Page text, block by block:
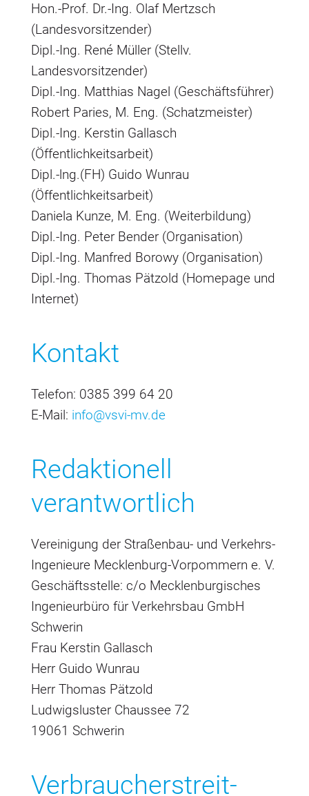
Hon.-Prof. Dr.-Ing. Olaf Mertzsch
(Landesvorsitzender)
Dipl.-Ing. René Müller (Stellv.
Landesvorsitzender)
Dipl.-Ing. Matthias Nagel (Geschäftsführer)
Robert Paries, M. Eng. (Schatzmeister)
Dipl.-Ing. Kerstin Gallasch
(Öffentlichkeitsarbeit)
Dipl.-lng.(FH) Guido Wunrau
(Öffentlichkeitsarbeit)
Daniela Kunze, M. Eng. (Weiterbildung)
Dipl.-Ing. Peter Bender (Organisation)
Dipl.-Ing. Manfred Borowy (Organisation)
Dipl.-Ing. Thomas Pätzold (Homepage und
Internet)
Kontakt
Telefon: 0385 399 64 20
E-Mail: info@vsvi-mv.de
Redaktionell
verantwortlich
Vereinigung der Straßenbau- und Verkehrs-
Ingenieure Mecklenburg-Vorpommern e. V.
Geschäftsstelle: c/o Mecklenburgisches
Ingenieurbüro für Verkehrsbau GmbH
Schwerin
Frau Kerstin Gallasch
Herr Guido Wunrau
Herr Thomas Pätzold
Ludwigsluster Chaussee 72
19061 Schwerin
Verbraucher­streit­